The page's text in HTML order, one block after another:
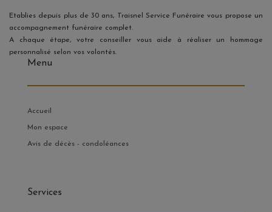
Etablies depuis plus de 30 ans, Traisnel Service Funéraire vous propose un
accompagnement funéraire complet.
A chaque étape, votre conseiller vous aide à réaliser un hommage
personnalisé selon vos volontés.
Menu
Accueil
Mon espace
Avis de décès - condoléances
Services